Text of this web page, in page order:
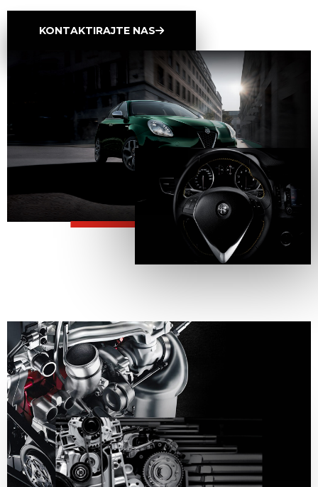
KONTAKTIRAJTE NAS